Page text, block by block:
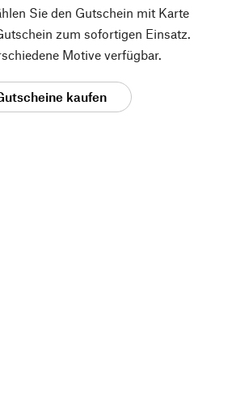
Sie den Gutschein mit Karte
zum sofortigen Einsatz.
Motive verfügbar.
kaufen